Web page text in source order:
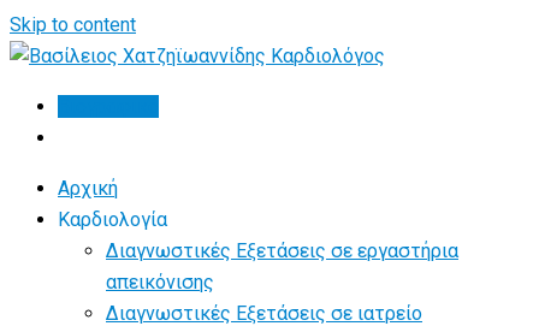
Skip to content
Αρχική
Καρδιολογία
Διαγνωστικές Εξετάσεις σε εργαστήρια
απεικόνισης
Διαγνωστικές Εξετάσεις σε ιατρείο